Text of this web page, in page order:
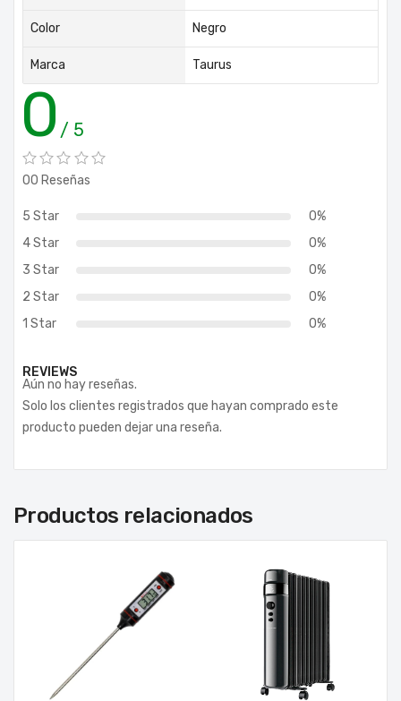
Color Negro
Marca Taurus
0 / 5
00 Reseñas
5 Star
0%
4 Star
0%
3 Star
0%
2 Star
0%
1 Star
0%
REVIEWS
Aún no hay reseñas.
Solo los clientes registrados que hayan comprado este
producto pueden dejar una reseña.
Productos relacionados